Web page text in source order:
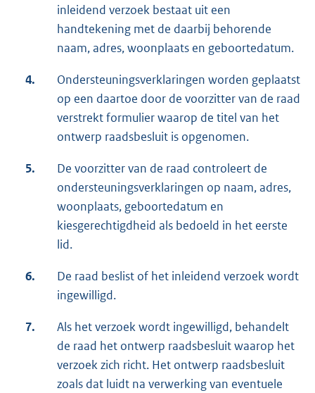
inleidend verzoek bestaat uit een
handtekening met de daarbij behorende
naam, adres, woonplaats en geboortedatum.
4.
Ondersteuningsverklaringen worden geplaatst
op een daartoe door de voorzitter van de raad
verstrekt formulier waarop de titel van het
ontwerp raadsbesluit is opgenomen.
5.
De voorzitter van de raad controleert de
ondersteuningsverklaringen op naam, adres,
woonplaats, geboortedatum en
kiesgerechtigdheid als bedoeld in het eerste
lid.
6.
De raad beslist of het inleidend verzoek wordt
ingewilligd.
7.
Als het verzoek wordt ingewilligd, behandelt
de raad het ontwerp raadsbesluit waarop het
verzoek zich richt. Het ontwerp raadsbesluit
zoals dat luidt na verwerking van eventuele